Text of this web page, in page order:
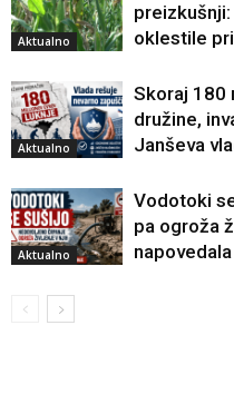
Aktualno
oklestile
Aktualno
Skoraj 180
družine,
Janševa
Aktualno
Vodotoki
pa ogroža